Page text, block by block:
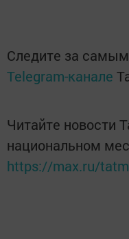
Следите за
Telegram-канале
Читайте новости
национальном
https://max.ru/